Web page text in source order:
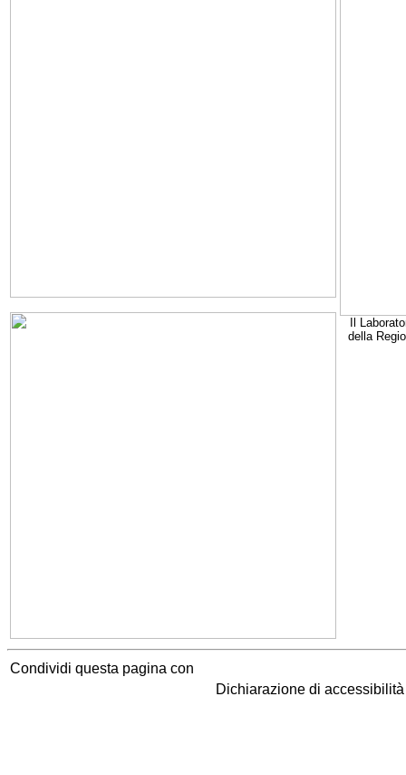
Il
della
Condividi questa pagina con
Dichiarazione di